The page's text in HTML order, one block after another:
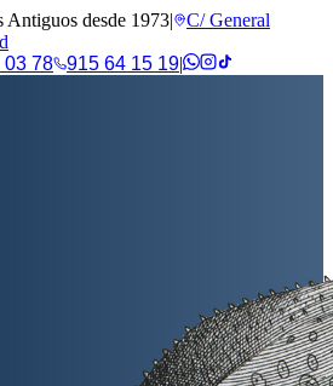
Antiguos desde 1973|
C/ General
03 78 915 64 15 19|